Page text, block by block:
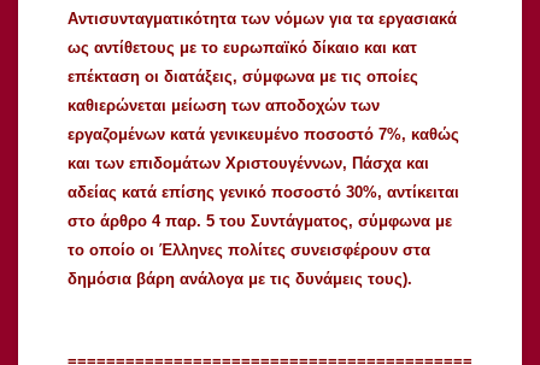
Αντισυνταγματικότητα των νόμων για τα εργασιακά
ως αντίθετους με το ευρωπαϊκό δίκαιο και κατ
επέκταση οι διατάξεις, σύμφωνα με τις οποίες
καθιερώνεται μείωση των αποδοχών των
εργαζομένων κατά γενικευμένο ποσοστό 7%, καθώς
και των επιδομάτων Χριστουγέννων, Πάσχα και
αδείας κατά επίσης γενικό ποσοστό 30%, αντίκειται
στο άρθρο 4 παρ. 5 του Συντάγματος, σύμφωνα με
το οποίο οι Έλληνες πολίτες συνεισφέρουν στα
δημόσια βάρη ανάλογα με τις δυνάμεις τους).
==========================================